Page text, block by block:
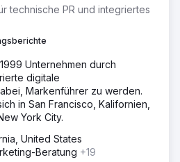
technische PR und integriertes
Unternehmen durch
digitale
Markenführer zu werden.
in San Francisco, Kalifornien,
York City.
United States
Beratung +19